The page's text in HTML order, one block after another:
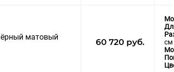
матовый
60 720 руб.
см